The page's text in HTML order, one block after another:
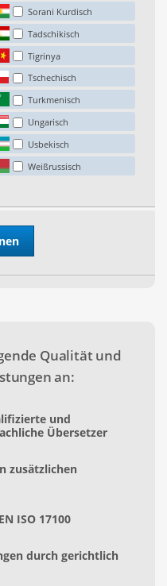
Sorani Kurdisch
Tadschikisch
Tigrinya
Tschechisch
Turkmenisch
Ungarisch
Usbekisch
Weißrussisch
Qualität und
an:
und
Übersetzer
zusätzlichen
ISO 17100
durch gerichtlich